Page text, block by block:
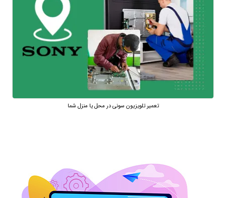
تعمیر تلویزیون سونی در محل یا منزل شما